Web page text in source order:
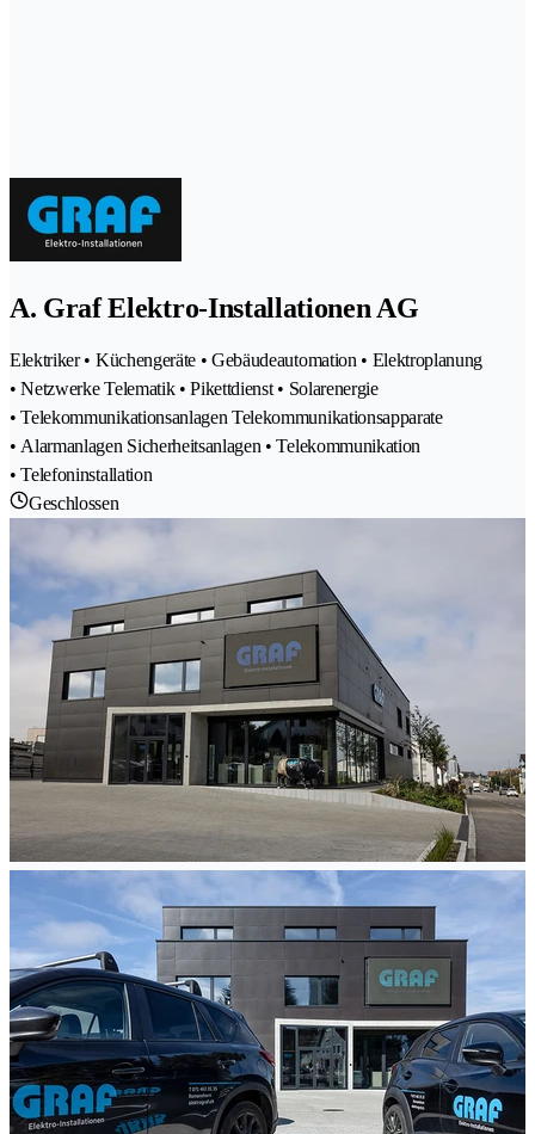
A. Graf Elektro-Installationen AG
Elektriker • Küchengeräte • Gebäudeautomation • Elektroplanung
• Netzwerke Telematik • Pikettdienst • Solarenergie
• Telekommunikationsanlagen Telekommunikationsapparate
• Alarmanlagen Sicherheitsanlagen • Telekommunikation
• Telefoninstallation
Geschlossen